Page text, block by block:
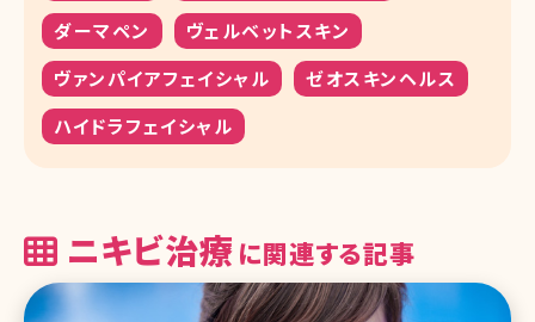
ダーマペン
ヴェルベットスキン
ヴァンパイアフェイシャル
ゼオスキンヘルス
ハイドラフェイシャル
ニキビ治療 に関連する記事